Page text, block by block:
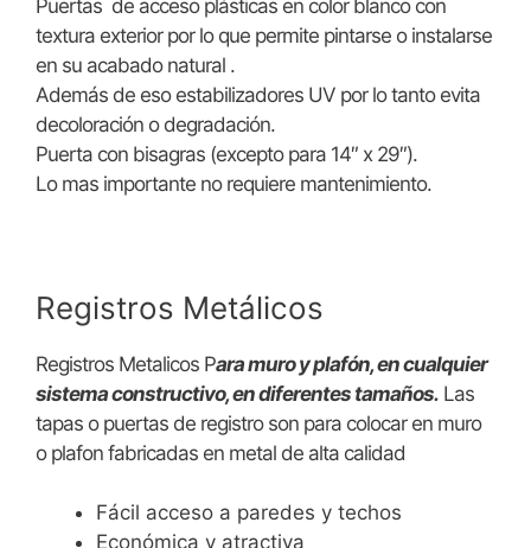
Puertas de acceso plásticas en color blanco con
textura exterior por lo que permite pintarse o instalarse
en su acabado natural .
Además de eso estabilizadores UV por lo tanto evita
decoloración o degradación.
Puerta con bisagras (excepto para 14″ x 29″).
Lo mas importante no requiere mantenimiento.
Registros Metálicos
Registros Metalicos Para muro y plafón, en cualquier
sistema constructivo, en diferentes tamaños. Las
tapas o puertas de registro son para colocar en muro
o plafon fabricadas en metal de alta calidad
Fácil acceso a paredes y techos
Económica y atractiva